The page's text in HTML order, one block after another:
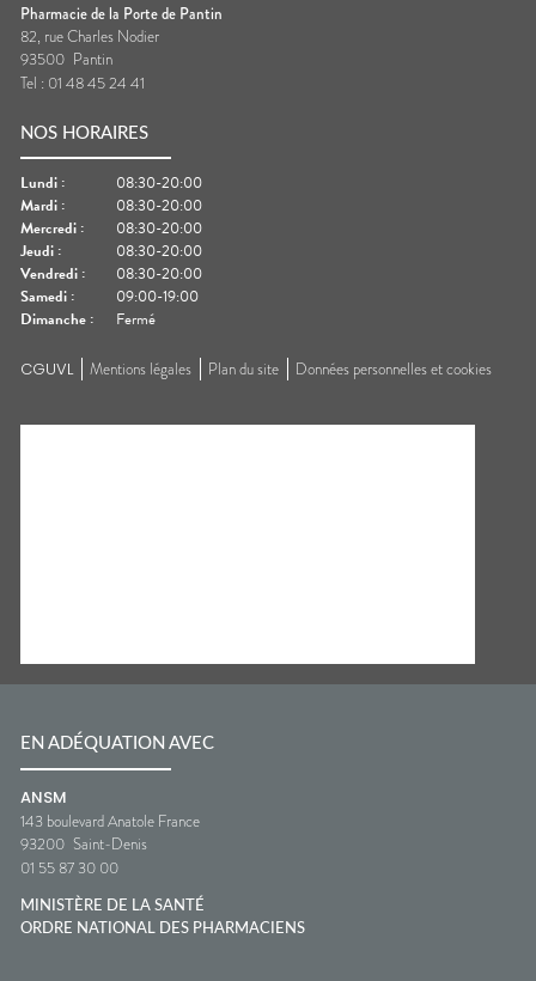
Pharmacie de la Porte de Pantin
82, rue Charles Nodier
93500 Pantin
Tel : 01 48 45 24 41
NOS HORAIRES
Lundi :
08:30-20:00
Mardi :
08:30-20:00
Mercredi :
08:30-20:00
Jeudi :
08:30-20:00
Vendredi :
08:30-20:00
Samedi :
09:00-19:00
Dimanche : Fermé
CGUVL Mentions légales Plan du site Données personnelles et cookies
EN ADÉQUATION AVEC
ANSM
143 boulevard Anatole France
93200 Saint-Denis
01 55 87 30 00
MINISTÈRE DE LA SANTÉ
ORDRE NATIONAL DES PHARMACIENS